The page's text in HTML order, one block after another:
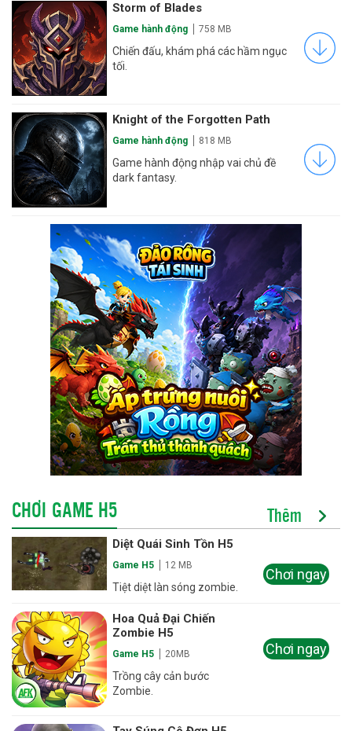
Storm of Blades
Game hành động 758 MB
Chiến đấu, khám phá các hầm ngục
tối.
Knight of the Forgotten Path
Game hành động 818 MB
Game hành động nhập vai chủ đề
dark fantasy.
CHƠI GAME H5 Thêm
Diệt Quái Sinh Tồn H5
Game H5 12 MB
Tiệt diệt làn sóng zombie.
Chơi ngay
Hoa Quả Đại Chiến
Zombie H5
Game H5 20MB
Trồng cây cản bước
Zombie.
Chơi ngay